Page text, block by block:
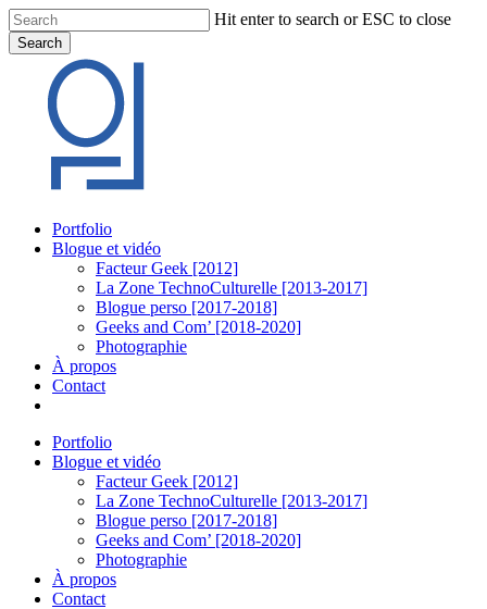
Skip
to
main
content
Hit enter to search or ESC to close
Search
Search
Menu
Portfolio
Blogue et vidéo
Facteur Geek [2012]
La Zone TechnoCulturelle [2013-2017]
Blogue perso [2017-2018]
Geeks and Com’ [2018-2020]
Photographie
À propos
Contact
Portfolio
Blogue et vidéo
Facteur Geek [2012]
La Zone TechnoCulturelle [2013-2017]
Blogue perso [2017-2018]
Geeks and Com’ [2018-2020]
Photographie
À propos
Contact